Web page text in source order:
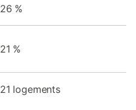
26 %
21 %
21 logements